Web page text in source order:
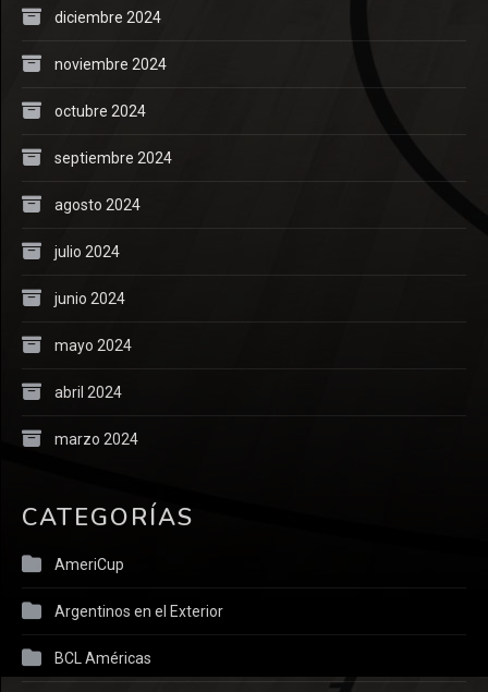
diciembre 2024
noviembre 2024
octubre 2024
septiembre 2024
agosto 2024
julio 2024
junio 2024
mayo 2024
abril 2024
marzo 2024
CATEGORÍAS
AmeriCup
Argentinos en el Exterior
BCL Américas